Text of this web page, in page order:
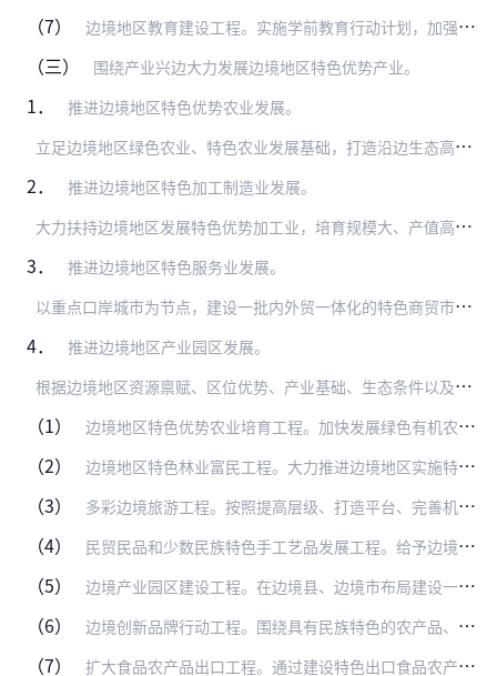
（7） 边境地区教育建设工程。实施学前教育行动计划，加强普惠性幼儿园建设。全面推进边境地区义务教育学校标准化建设。实施高中阶段教育普及攻坚计划，继续支持边境地区教育基础…
（三） 围绕产业兴边大力发展边境地区特色优势产业。
1． 推进边境地区特色优势农业发展。
立
足边境地区绿色农业、特色农业发展基础，打造沿边生态高效安全农业经济带。加快转变边境地区农业发展方式，着力构建沿边现代农业产业体系和生产经营体系，提高农业致富边…
2．
推进边境地区特色加工制造业发展。
大
力扶持边境地区发展特色优势加工业，培育规模大、产值高、带动力强、受益面广的增收致富产业。促进新型工业化产业示范基地建设，引导产业集约集聚发展。引进和培育龙头企…
3．
推进边境地区特色服务业发展。
以
重点口岸城市为节点，建设一批内外贸一体化的特色商贸市场、商品交易市场，鼓励和支持发展国际商贸物流产业。推动边境地区电子商务发展，建设一批“边境仓”。大力发展服…
4．
推进边境地区产业园区发展。
根
据边境地区资源禀赋、区位优势、产业基础、生态条件以及与周边国家毗邻地区的互补性，建设能源资源加工产业基地、出口加工园区、区域性国际商贸物流中心，进一步健全市场…
（1）
边境地区特色优势农业培育工程。加快发展绿色有机农业和现代特色农业，建设沿边地区特色优势农业生产基地、加工基地、农技推广示范基地和农业对外开放合作试验区。支持边境…
（2） 边境地区特色林业富民工程。大力推进边境地区实施特色林果、木本油料、木本粮食、国家储备林、林下经济、林木种苗、花卉、竹藤等扶持工程，因地制宜发展林果、林草、林菌、…
（3） 多彩边境旅游工程。按照提高层级、打造平台、完善机制的原则，深化与周边国家的旅游合作，支持有条件的地区研究设立跨境旅游合作区。依托边境城市，强化政策集成和制度创新…
（4） 民贸民品和少数民族特色手工艺品发展工程。给予边境地区民贸企业、民族特需商品定点生产企业、民族特色传统手工业和龙头企业特殊扶持，帮助各族群众就地就业、增收致富。（…
（5） 边境产业园区建设工程。在边境县、边境市布局建设一批综合服务功能完善、充满活力的产业集聚区，促进劳动力就地就近就业。在有条件的地方建设华侨产业园。建设一批区域性商…
（6） 边境创新品牌行动工程。围绕具有民族特色的农产品、医药、食品等搭建创新品牌培育平台，以电子商务、各类品牌博览会为载体，打造一批竞争力强、带动面广、市场前景好、促进…
（7） 扩大食品农产品出口工程。通过建设特色出口食品农产品质量安全示范区（基地），支持边境地区大力发展农林特色产业，努力扩大出口，引导结构调整、产业层次提升和产品质量提…